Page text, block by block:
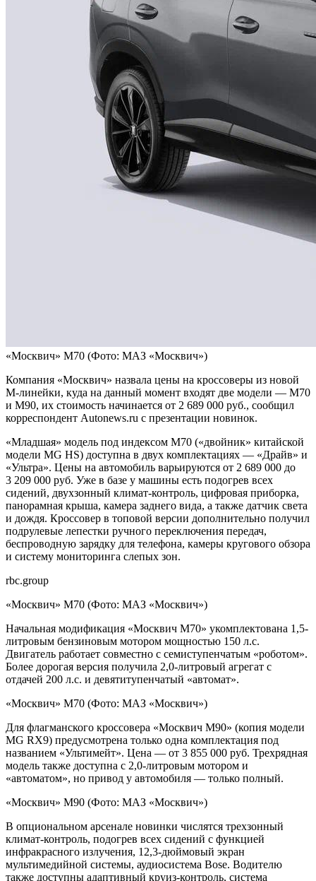
«Москвич» M70 (Фото: МАЗ «Москвич»)
Компания «Москвич» назвала цены на кроссоверы из новой
М-линейки, куда на данный момент входят две модели — М70
и М90, их стоимость начинается от 2 689 000 руб., сообщил
корреспондент Autonews.ru с презентации новинок.
«Младшая» модель под индексом M70 («двойник» китайской
модели MG HS) доступна в двух комплектациях — «Драйв» и
«Ультра». Цены на автомобиль варьируются от 2 689 000 до
3 209 000 руб. Уже в базе у машины есть подогрев всех
сидений, двухзонный климат-контроль, цифровая приборка,
панорамная крыша, камера заднего вида, а также датчик света
и дождя. Кроссовер в топовой версии дополнительно получил
подрулевые лепестки ручного переключения передач,
беспроводную зарядку для телефона, камеры кругового обзора
и систему мониторинга слепых зон.
rbc.group
«Москвич» M70 (Фото: МАЗ «Москвич»)
Начальная модификация «Москвич М70» укомплектована 1,5-
литровым бензиновым мотором мощностью 150 л.с.
Двигатель работает совместно с семиступенчатым «роботом».
Более дорогая версия получила 2,0-литровый агрегат с
отдачей 200 л.с. и девятитупенчатый «автомат».
«Москвич» M70 (Фото: МАЗ «Москвич»)
Для флагманского кроссовера «Москвич М90» (копия модели
MG RX9) предусмотрена только одна комплектация под
названием «Ультимейт». Цена — от 3 855 000 руб. Трехрядная
модель также доступна с 2,0-литровым мотором и
«автоматом», но привод у автомобиля — только полный.
«Москвич» M90 (Фото: МАЗ «Москвич»)
В опциональном арcенале новинки числятся трехзонный
климат-контроль, подогрев всех сидений с функцией
инфракрасного излучения, 12,3-дюймовый экран
мультимедийной системы, аудиосистема Bose. Водителю
также доступны адаптивный круиз-контроль, система